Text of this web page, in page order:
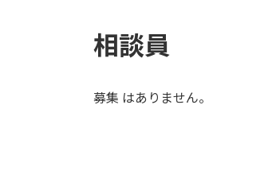
相談員
募集 はありません。